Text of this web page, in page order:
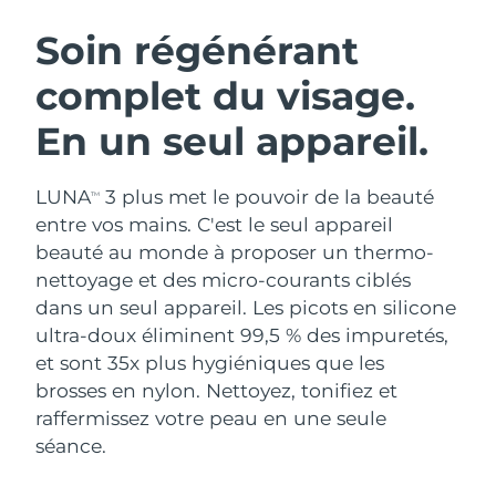
Soin régénérant
complet du visage.
En un seul appareil.
LUNATM
3 plus met le pouvoir de la beauté
entre vos mains. C'est le seul appareil
beauté au monde à proposer un thermo-
nettoyage et des micro-courants ciblés
dans un seul appareil. Les picots en silicone
ultra-doux éliminent 99,5 % des impuretés,
et sont 35x plus hygiéniques que les
brosses en nylon. Nettoyez, tonifiez et
raffermissez votre peau en une seule
séance.
Nettoyage du visage
Anti-aging massage
LUNA™ 4 Plus
Massage, LED heating
LUNA™ 4 Men
For men, anti-aging massage
Lifting
Microcurrent toning
BEAR™ 2 go
Microcurrent toning on-the-go
BEAR™ 2 eyes & lips
Microcurrent line smoothing device
Hydratation
UFO™ 3 coffret
Deep facial hydration
UFO™ 3 LED
Near-infrared and red light therapy
Soin bucco-dentaire
issa™ 4
Hybrid silicone sonic toothbrush
issa™ 4 plus
FAQ™ TRAITEMENT ANTI-ÂGE
Anti-âge
NEW
Autriche Livraison estimée
Bahreïn Livraison estimée
Belgique Livraison estimée
Bermudes Livraison estimée 8/18/26
Bosnie-Herzégovine Livraison estimée
Brunei
Bulgarie Livraison estimée8/12/26
Canada Livraison estimée
Chili